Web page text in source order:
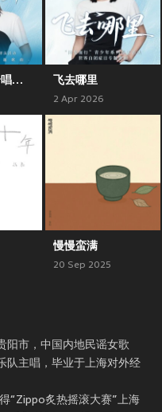
飞去哪里（合唱版） 飞去哪里
2 Apr 2026
慢慢蛮满
20 Sep 2025
阳市，中国内地民谣女歌
队主唱，毕业于上海对外经
“Zippo炙热摇滚大赛”上海